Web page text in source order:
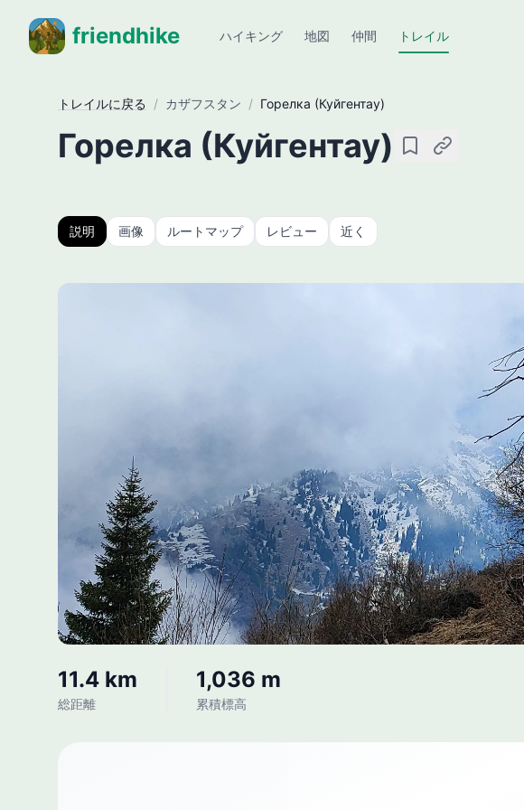
friendhike ハイキング 地図 仲間 トレイル
トレイルに戻る / カザフスタン / Горелка (Куйгентау)
Горелка (Куйгентау) 保存 リンクをコピー
説明 画像 ルートマップ レビュー 近く
11.4 km
総距離
1,036 m
累積標高